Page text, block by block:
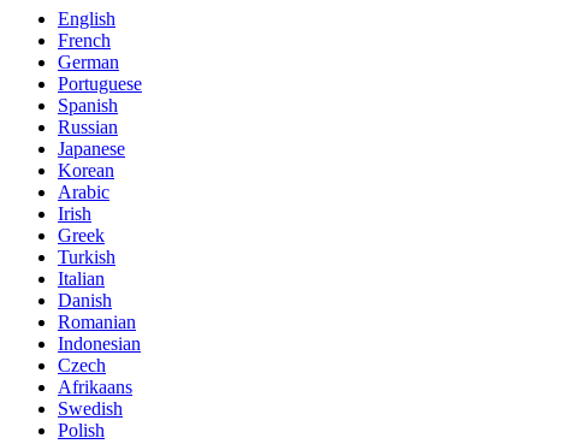
English
French
German
Portuguese
Spanish
Russian
Japanese
Korean
Arabic
Irish
Greek
Turkish
Italian
Danish
Romanian
Indonesian
Czech
Afrikaans
Swedish
Polish